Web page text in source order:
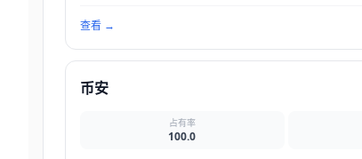
查看 →
币安
占有率
100.0